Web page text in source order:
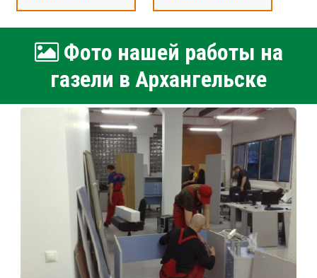
Фото нашей работы на
газели в Архангельске